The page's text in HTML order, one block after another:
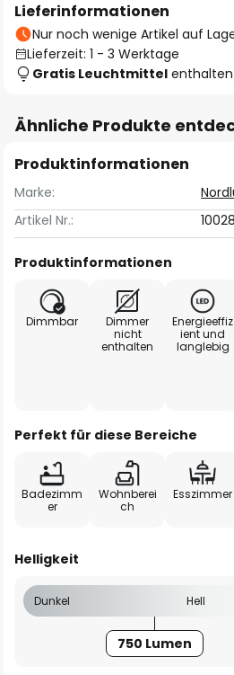
Lieferinformationen
Nur noch wenige Artikel auf
Lieferzeit: 1 - 3 Werktage
Gratis Leuchtmittel enthalten
Ähnliche Produkte
Produktinformationen
Marke:
Artikel Nr.:
Produktinformationen
Dimmbar
Dimmer
nicht
enthalten
Energieeffiz
ient und
langlebig
Perfekt für diese Bereiche
Badezimm
er
Wohnberei
ch
Esszimmer
Helligkeit
Dunkel Hell
750 Lumen